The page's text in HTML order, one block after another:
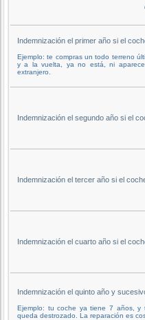
Indemnización el primer año si el
Ejemplo: te compras un todo terreno
y a la vuelta, ya no está, ni
extranjero.
Indemnización el segundo año si el
Indemnización el tercer año si el
Indemnización el cuarto año si el
Indemnización el quinto año y
Ejemplo: tu coche ya tiene 7 años, y
queda destrozado. La reparación es